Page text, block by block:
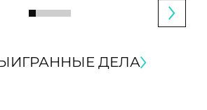
ДЕЛА